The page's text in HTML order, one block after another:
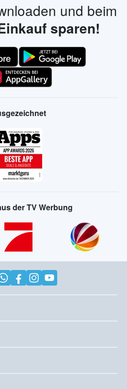
und beim
sparen!
der TV Werbung